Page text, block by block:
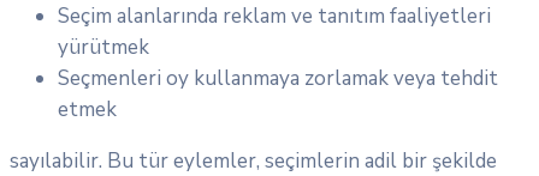
Seçim alanlarında reklam ve tanıtım faaliyetleri
yürütmek
Seçmenleri oy kullanmaya zorlamak veya tehdit
etmek
sayılabilir. Bu tür eylemler, seçimlerin adil bir şekilde